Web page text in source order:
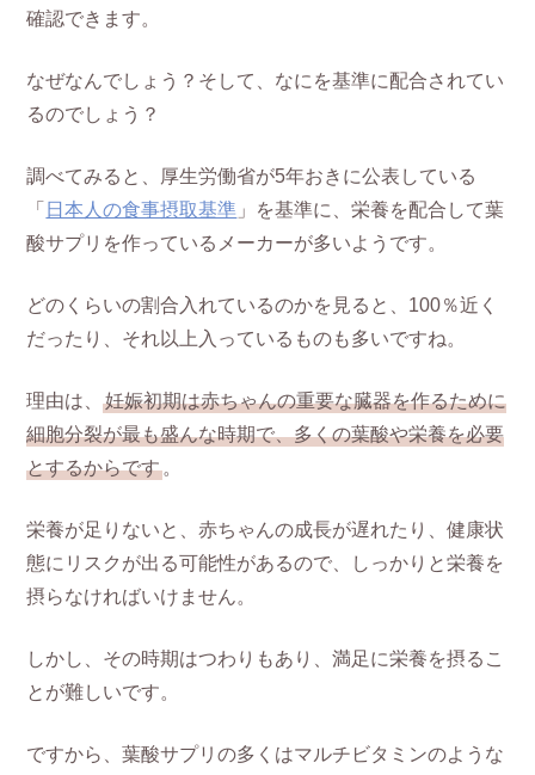
確認できます。
なぜなんでしょう？そして、なにを基準に配合されてい
るのでしょう？
調べてみると、厚生労働省が5年おきに公表している
「 日本人の食事摂取基準 」を基準に、栄養を配合して葉
酸サプリを作っているメーカーが多いようです。
どのくらいの割合入れているのかを見ると、100％近く
だったり、それ以上入っているものも多いですね。
理由は、妊娠初期は赤ちゃんの重要な臓器を作るために
細胞分裂が最も盛んな時期で、多くの葉酸や栄養を必要
とするからです 。
栄養が足りないと、赤ちゃんの成長が遅れたり、健康状
態にリスクが出る可能性があるので、しっかりと栄養を
摂らなければいけません。
しかし、その時期はつわりもあり、満足に栄養を摂るこ
とが難しいです。
ですから、葉酸サプリの多くはマルチビタミンのような